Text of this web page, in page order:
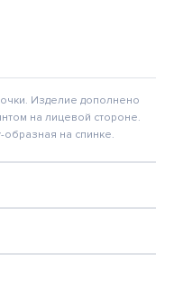
Изделие дополнено
на лицевой стороне.
образная на спинке.